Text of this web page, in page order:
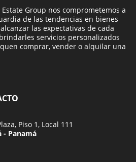
Group nos comprometemos a
de las tendencias en bienes
las expectativas de cada
servicios personalizados
comprar, vender o alquilar una
Piso 1, Local 111
- Panamá